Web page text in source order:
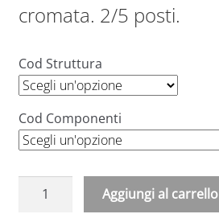
cromata. 2/5 posti.
Cod Struttura
Cod Componenti
Appendiabiti
Aggiungi al carrello